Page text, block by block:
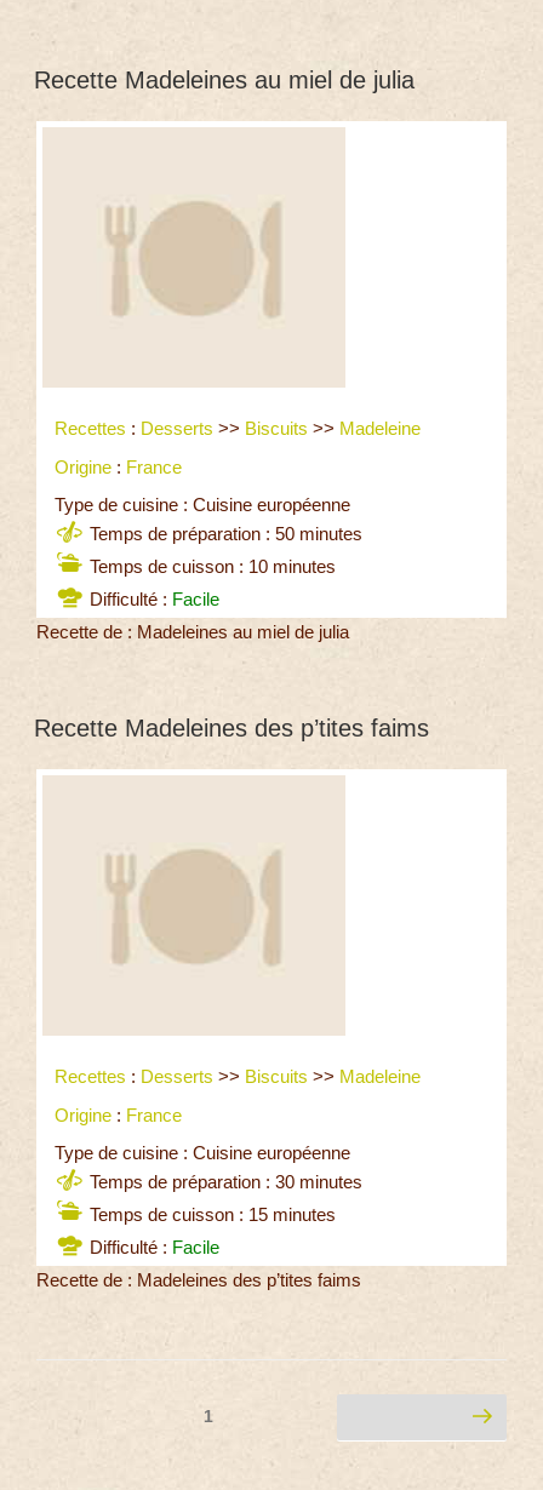
Recette Madeleines au miel de julia
Recettes : Desserts >> Biscuits >> Madeleine
Origine : France
Type de cuisine : Cuisine européenne
Temps de préparation : 50 minutes
Temps de cuisson : 10 minutes
Difficulté : Facile
Recette de : Madeleines au miel de julia
Recette Madeleines des p’tites faims
Recettes : Desserts >> Biscuits >> Madeleine
Origine : France
Type de cuisine : Cuisine européenne
Temps de préparation : 30 minutes
Temps de cuisson : 15 minutes
Difficulté : Facile
Recette de : Madeleines des p’tites faims
1